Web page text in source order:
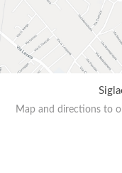
Map and directions to